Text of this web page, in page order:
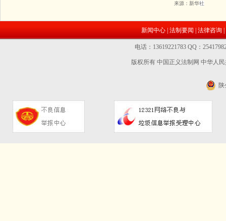
来源：新华社
新闻中心 法制要闻 法律咨询
电话：13619221783 QQ：
版权所有 中国正义法制网中华人